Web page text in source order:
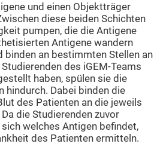
und einen Objektträger
diese beiden Schichten
pumpen, die die Antigene
Antigene wandern
binden an bestimmten Stellen an
des iGEM-Teams
haben, spülen sie die
hindurch. Dabei binden die
des Patienten an die jeweils
die Studierenden zuvor
welches Antigen befindet,
des Patienten ermitteln.